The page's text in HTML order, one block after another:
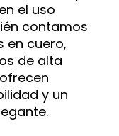
el uso
contamos
en cuero,
de alta
y un